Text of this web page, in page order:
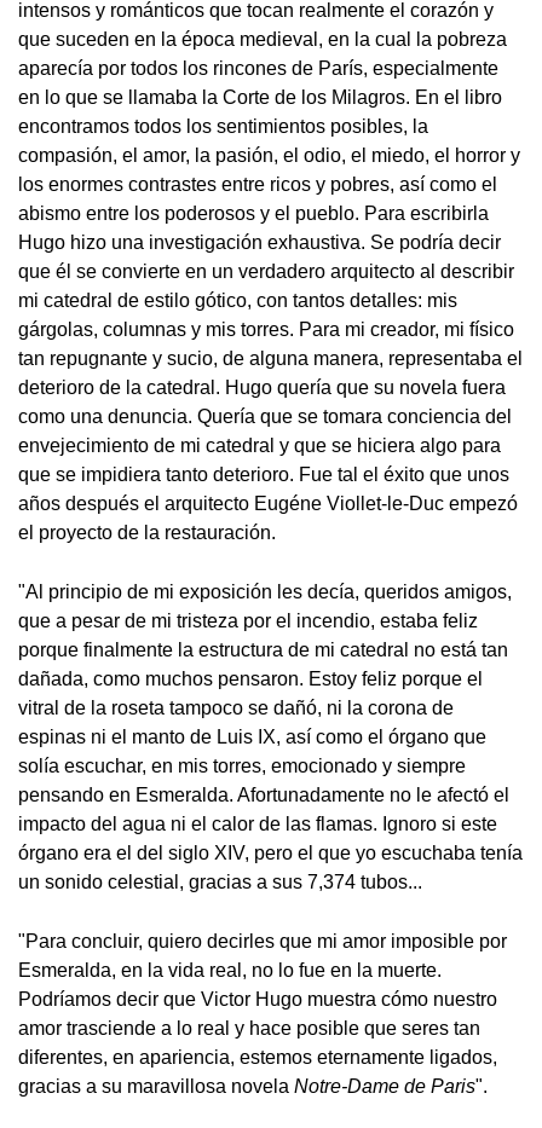
intensos y románticos que tocan realmente el corazón y
que suceden en la época medieval, en la cual la pobreza
aparecía por todos los rincones de París, especialmente
en lo que se llamaba la Corte de los Milagros. En el libro
encontramos todos los sentimientos posibles, la
compasión, el amor, la pasión, el odio, el miedo, el horror y
los enormes contrastes entre ricos y pobres, así como el
abismo entre los poderosos y el pueblo. Para escribirla
Hugo hizo una investigación exhaustiva. Se podría decir
que él se convierte en un verdadero arquitecto al describir
mi catedral de estilo gótico, con tantos detalles: mis
gárgolas, columnas y mis torres. Para mi creador, mi físico
tan repugnante y sucio, de alguna manera, representaba el
deterioro de la catedral. Hugo quería que su novela fuera
como una denuncia. Quería que se tomara conciencia del
envejecimiento de mi catedral y que se hiciera algo para
que se impidiera tanto deterioro. Fue tal el éxito que unos
años después el arquitecto Eugéne Viollet-le-Duc empezó
el proyecto de la restauración.
"Al principio de mi exposición les decía, queridos amigos,
que a pesar de mi tristeza por el incendio, estaba feliz
porque finalmente la estructura de mi catedral no está tan
dañada, como muchos pensaron. Estoy feliz porque el
vitral de la roseta tampoco se dañó, ni la corona de
espinas ni el manto de Luis IX, así como el órgano que
solía escuchar, en mis torres, emocionado y siempre
pensando en Esmeralda. Afortunadamente no le afectó el
impacto del agua ni el calor de las flamas. Ignoro si este
órgano era el del siglo XIV, pero el que yo escuchaba tenía
un sonido celestial, gracias a sus 7,374 tubos...
"Para concluir, quiero decirles que mi amor imposible por
Esmeralda, en la vida real, no lo fue en la muerte.
Podríamos decir que Victor Hugo muestra cómo nuestro
amor trasciende a lo real y hace posible que seres tan
diferentes, en apariencia, estemos eternamente ligados,
gracias a su maravillosa novela Notre-Dame de Paris".